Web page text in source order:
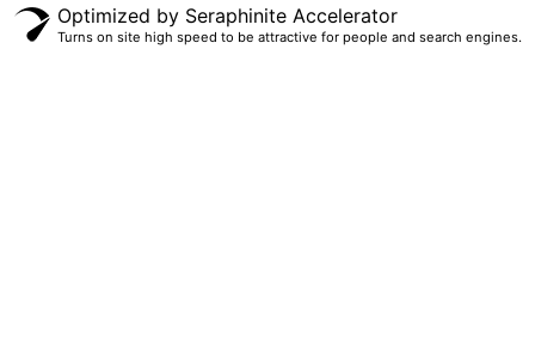
Optimized by Seraphinite Accelerator
Turns on site high speed to be attractive for people and search engines.